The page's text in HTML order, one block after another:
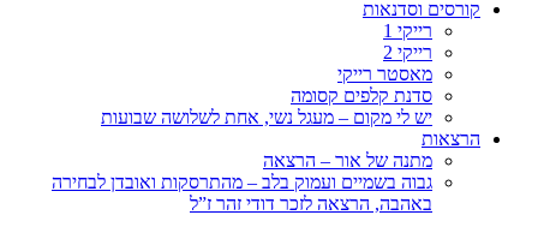
קורסים וסדנאות
רייקי 1
רייקי 2
מאסטר רייקי
סדנת קלפים קסומה
יש לי מקום – מעגל נשי, אחת לשלושה שבועות
הרצאות
מתנה של אור – הרצאה
גבוה בשמיים ועמוק בלב – מהתרסקות ואובדן לבחירה
באהבה, הרצאה לזכר דודי זהר ז”ל